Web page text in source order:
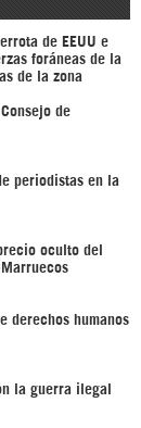
de EEUU e
foráneas de la
de la zona
de
periodistas en la
oculto del
derechos humanos
la guerra ilegal